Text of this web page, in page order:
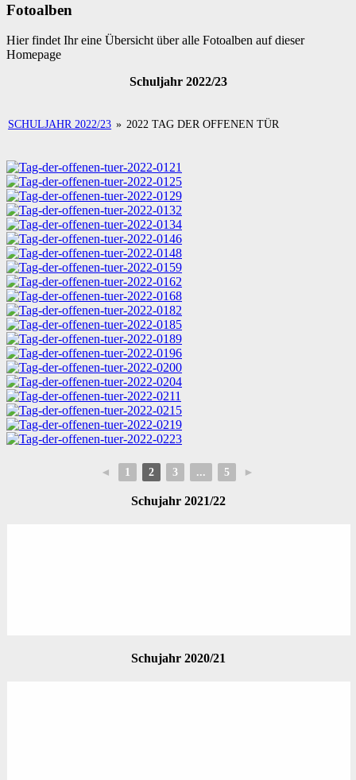
Fotoalben
Hier findet Ihr eine Übersicht über alle Fotoalben auf dieser
Homepage
Schuljahr 2022/23
SCHULJAHR 2022/23 » 2022 TAG DER OFFENEN TÜR
◄ 1 2 3 ... 5 ►
Schujahr 2021/22
Schujahr 2020/21